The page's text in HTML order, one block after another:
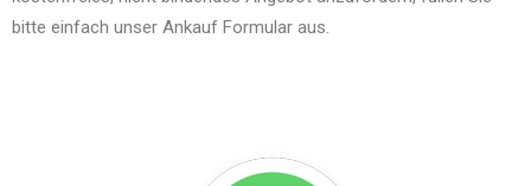
bitte einfach unser Ankauf Formular aus.